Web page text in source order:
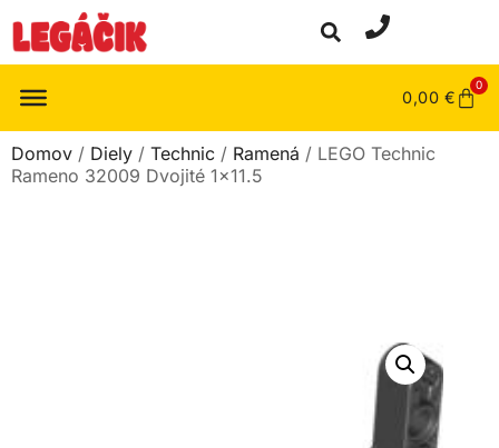
0,00 €
0
Domov / Diely / Technic / Ramená / LEGO Technic
Rameno 32009 Dvojité 1×11.5